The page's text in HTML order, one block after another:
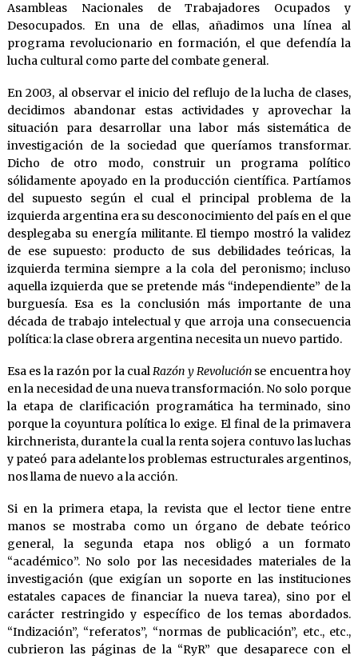
Asambleas Nacionales de Trabajadores Ocupados y
Desocupados. En una de ellas, añadimos una línea al
programa revolucionario en formación, el que defendía la
lucha cultural como parte del combate general.
En 2003, al observar el inicio del reflujo de la lucha de clases,
decidimos abandonar estas actividades y aprovechar la
situación para desarrollar una labor más sistemática de
investigación de la sociedad que queríamos transformar.
Dicho de otro modo, construir un programa político
sólidamente apoyado en la producción científica. Partíamos
del supuesto según el cual el principal problema de la
izquierda argentina era su desconocimiento del país en el que
desplegaba su energía militante. El tiempo mostró la validez
de ese supuesto: producto de sus debilidades teóricas, la
izquierda termina siempre a la cola del peronismo; incluso
aquella izquierda que se pretende más “independiente” de la
burguesía. Esa es la conclusión más importante de una
década de trabajo intelectual y que arroja una consecuencia
política: la clase obrera argentina necesita un nuevo partido.
Esa es la razón por la cualRazón y Revolución se encuentra hoy
en la necesidad de una nueva transformación. No solo porque
la etapa de clarificación programática ha terminado, sino
porque la coyuntura política lo exige. El final de la primavera
kirchnerista, durante la cual la renta sojera contuvo las luchas
y pateó para adelante los problemas estructurales argentinos,
nos llama de nuevo a la acción.
Si en la primera etapa, la revista que el lector tiene entre
manos se mostraba como un órgano de debate teórico
general, la segunda etapa nos obligó a un formato
“académico”. No solo por las necesidades materiales de la
investigación (que exigían un soporte en las instituciones
estatales capaces de financiar la nueva tarea), sino por el
carácter restringido y específico de los temas abordados.
“Indización”, “referatos”, “normas de publicación”, etc., etc.,
cubrieron las páginas de la “RyR” que desaparece con el